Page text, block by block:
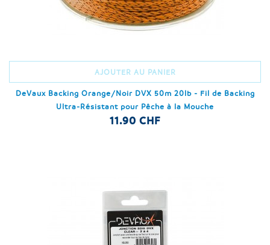
AJOUTER AU PANIER
DeVaux Backing Orange/Noir DVX 50m 20lb - Fil de Backing
Ultra-Résistant pour Pêche à la Mouche
11.90 CHF